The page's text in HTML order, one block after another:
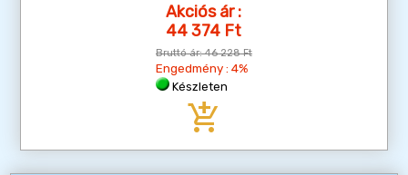
Akciós ár :
44 374 Ft
Bruttó ár:46 228 Ft
Engedmény : 4%
Készleten
add_shopping_cart